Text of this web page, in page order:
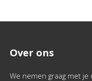
Over ons
We nemen graag met